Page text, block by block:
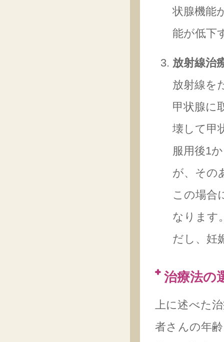
状腺機能
能が低下
放射線治
放射線を
甲状腺に
壊して甲
服用後1
が、その
この場合
なります
だし、妊
治療法の
上に述べた
者さんの年